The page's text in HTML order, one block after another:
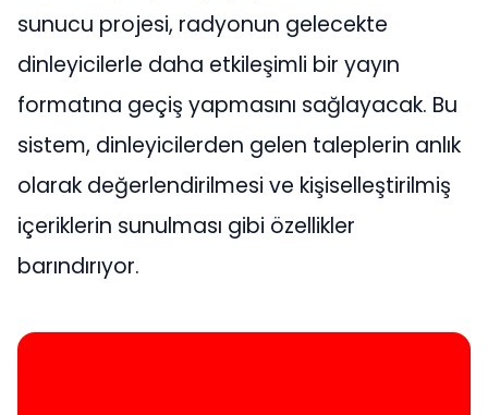
sunucu projesi, radyonun gelecekte
dinleyicilerle daha etkileşimli bir yayın
formatına geçiş yapmasını sağlayacak. Bu
sistem, dinleyicilerden gelen taleplerin anlık
olarak değerlendirilmesi ve kişiselleştirilmiş
içeriklerin sunulması gibi özellikler
barındırıyor.